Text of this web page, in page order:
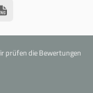
prüfen die Bewertungen